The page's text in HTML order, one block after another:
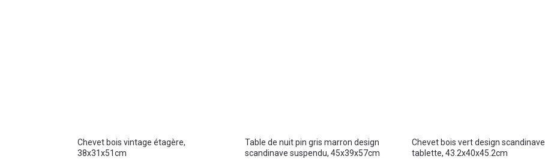
Chevet bois vintage étagère,
38x31x51cm
Table de nuit pin gris marron design
scandinave suspendu, 45x39x57cm
Chevet bois vert design scandinave
tablette, 43.2x40x45.2cm